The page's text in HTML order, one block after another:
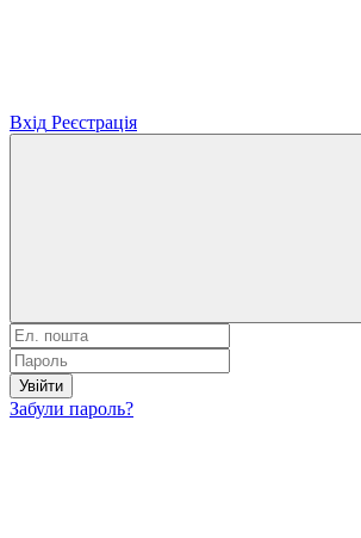
Вхід Реєстрація
Увійти
Забули пароль?